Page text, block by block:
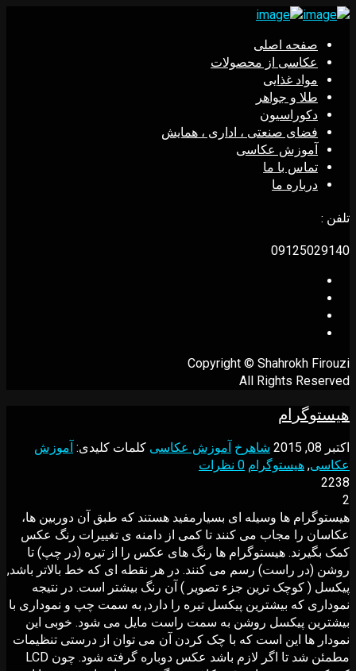
صفحه اصلی
عکاسی از محصولات
مواد غذایی
طلا و جواهر
دکوراسیون
فضای صنعتی ، اداری ، همایش
آموزش عکاسی
تماس با ما
درباره ما
تلفن :
09125029140
Copyright © Shahrokh Firouzi
All Rights Reserved
هیستوگرام
اکتبر 08, 2015 شاهرخ آموزش عکاسی کلمات کلیدی: آموزش
عکاسی, هیستوگرام 0 نظرات
2238
2
هیستوگرام ها وسیله ای بسیارمفید هستند که طبق آن دوربین ها،
عکاسان را مجاب می کنند تا کمی از دامنه ی تغییرات رنگ عکس
کمک بگیرند. هیستوگرام ها رنگ های عکس را از تیره (در چپ) تا
روشن (در راست) رسم می کنند. در هر نقطه ای که خط بالاتر باشد,
پیکسل ( کوچک ترین جزء تصویر ) آن رنگ بیشتر است. در نتیجه
نموداری که بیشترین پیکسل تیره را دارد, به سمت چپ و نموداری با
بیشترین پیکسل روشن به سمت راست مایل می شود. خوبی این
نمودار ها این است که با چک کردن آن می توان از درستی تنظیمات
مطمئن شد تا اگر لازم باشد عکس دوباره گرفته شود. چون LCD